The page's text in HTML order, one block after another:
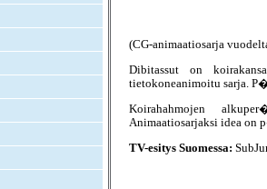
(CG-animaatiosarja
Dibitassut on
tietokoneanimoitu sarja.
Koirahahmojen
Animaatiosarjaksi idea
TV-esitys Suomessa: